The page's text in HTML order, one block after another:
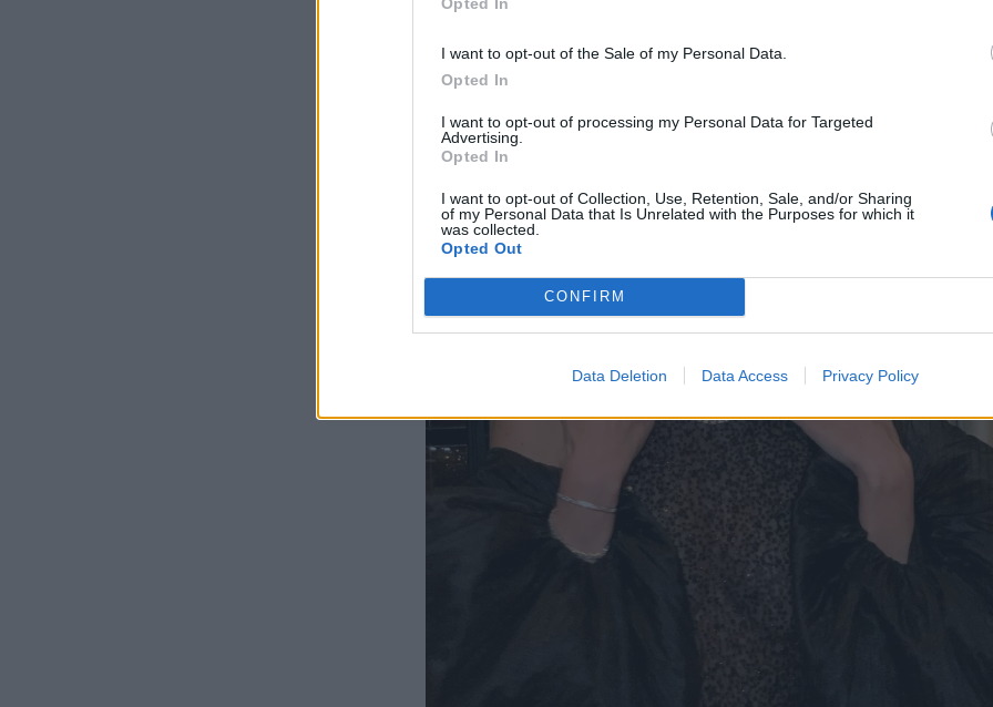
I want to opt-out of the Sale of my Personal Data.
Opted In
I want to opt-out of processing my Personal Data for Targeted
Advertising.
Opted In
I want to opt-out of Collection, Use, Retention, Sale, and/or Sharing
of my Personal Data that Is Unrelated with the Purposes for which it
was collected.
Opted Out
CONFIRM
Data Deletion Data Access Privacy Policy